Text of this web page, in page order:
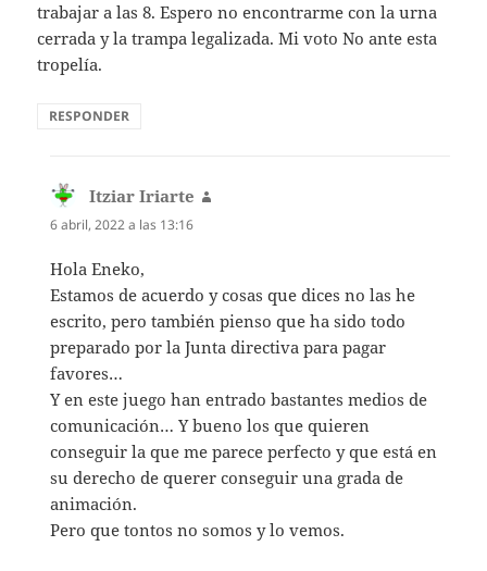
trabajar a las 8. Espero no encontrarme con la urna
cerrada y la trampa legalizada. Mi voto No ante esta
tropelía.
RESPONDER
Itziar Iriarte
6 abril, 2022 a las 13:16
Hola Eneko,
Estamos de acuerdo y cosas que dices no las he
escrito, pero también pienso que ha sido todo
preparado por la Junta directiva para pagar
favores…
Y en este juego han entrado bastantes medios de
comunicación… Y bueno los que quieren
conseguir la que me parece perfecto y que está en
su derecho de querer conseguir una grada de
animación.
Pero que tontos no somos y lo vemos.